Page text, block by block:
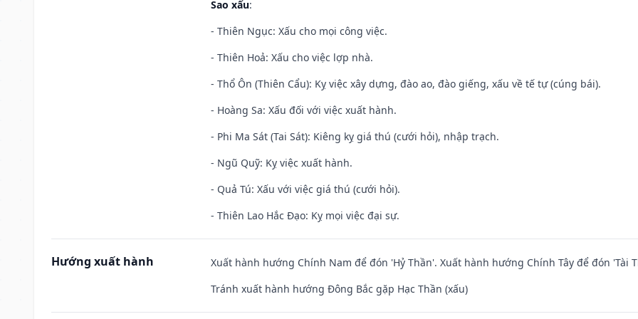
Sao xấu:
- Thiên Ngục: Xấu cho mọi công việc.
- Thiên Hoả: Xấu cho việc lợp nhà.
- Thổ Ôn (Thiên Cẩu): Kỵ việc xây dựng, đào ao, đào giếng, xấu về tế tự (cúng bái).
- Hoàng Sa: Xấu đối với việc xuất hành.
- Phi Ma Sát (Tai Sát): Kiêng kỵ giá thú (cưới hỏi), nhập trạch.
- Ngũ Quỹ: Kỵ việc xuất hành.
- Quả Tú: Xấu với việc giá thú (cưới hỏi).
- Thiên Lao Hắc Đạo: Kỵ mọi việc đại sự.
Hướng xuất hành
Xuất hành hướng Chính Nam để đón 'Hỷ Thần'. Xuất hành hướng Chính Tây để đón 'Tài
Tránh xuất hành hướng Đông Bắc gặp Hạc Thần (xấu)